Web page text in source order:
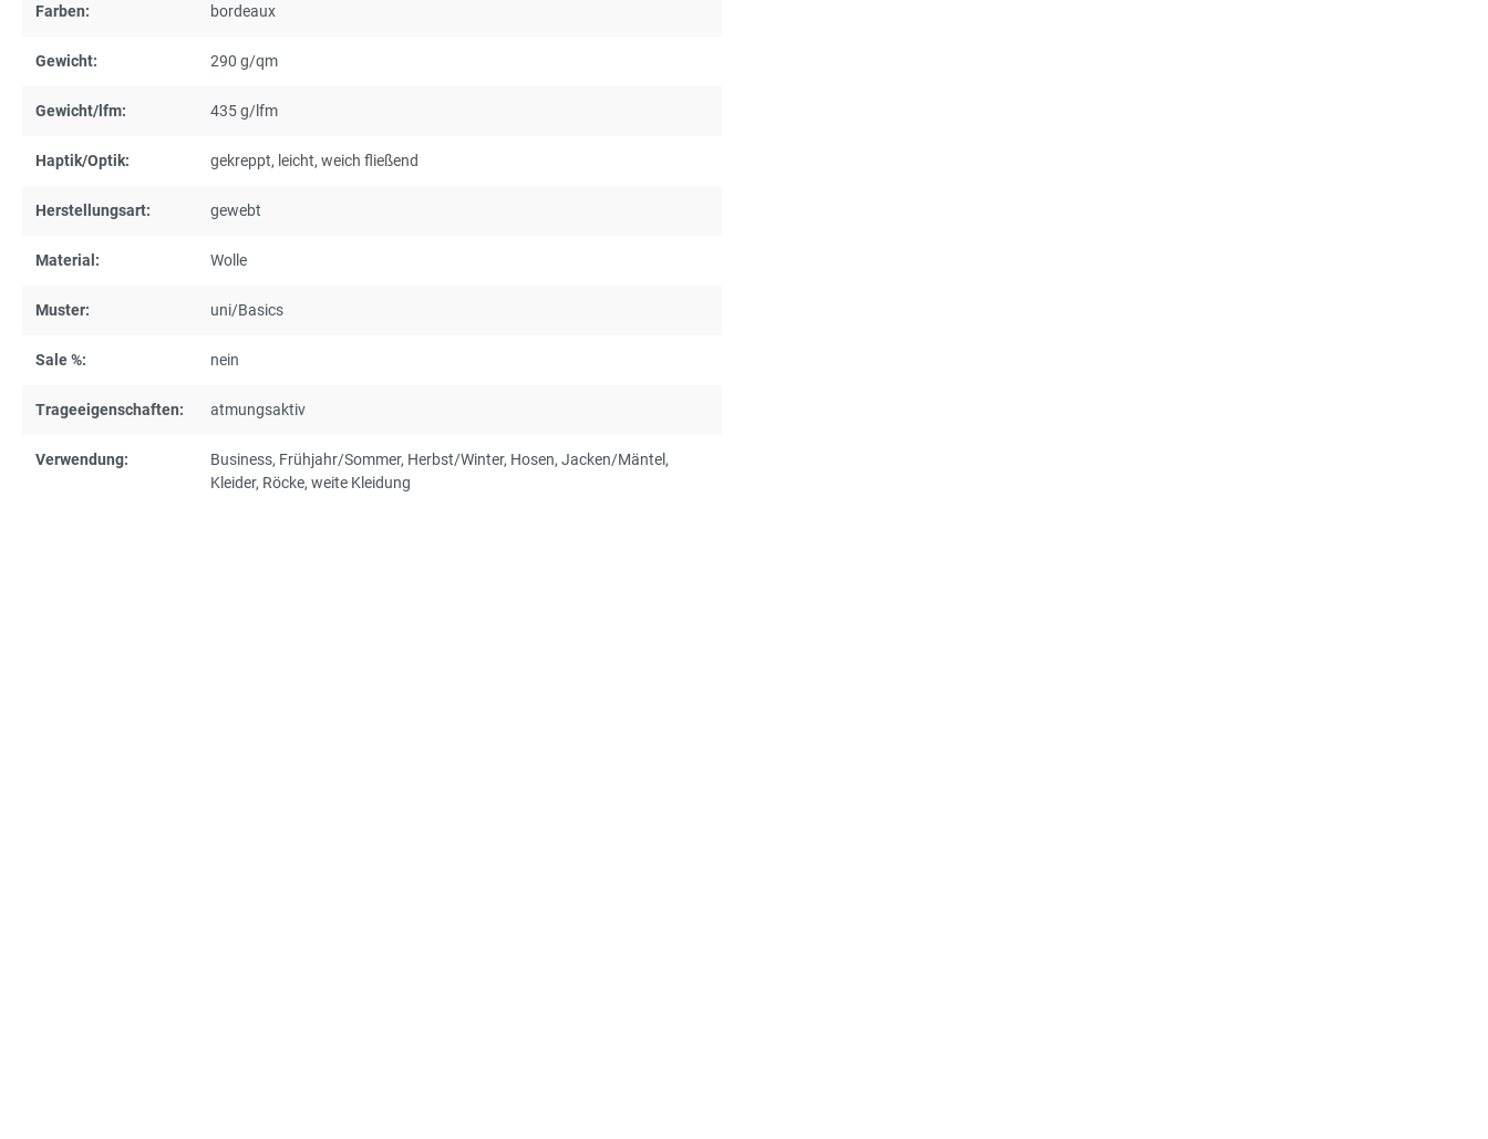
Farben: bordeaux
Gewicht: 290 g/qm
Gewicht/lfm: 435 g/lfm
Haptik/Optik: gekreppt, leicht, weich fließend
Herstellungsart: gewebt
Material: Wolle
Muster: uni/Basics
Sale %: nein
Trageeigenschaften: atmungsaktiv
Verwendung: Business, Frühjahr/Sommer, Herbst/Winter, Hosen, Jacken/Mäntel ,
Kleider, Röcke, weite Kleidung